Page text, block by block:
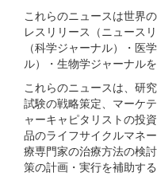
これらのニュースは世界
レスリリース（ニュース
（科学ジャーナル）・医
ル）・生物学ジャーナル
これらのニュースは、研
試験の戦略策定、マーケ
ャーキャピタリストの投
品のライフサイクルマネ
療専門家の治療方法の検
策の計画・実行を補助す